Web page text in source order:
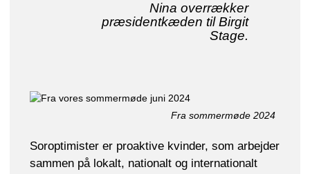
Nina overrækker
præsidentkæden til Birgit
Stage.
Fra sommermøde 2024
Soroptimister er proaktive kvinder, som arbejder
sammen på lokalt, nationalt og internationalt